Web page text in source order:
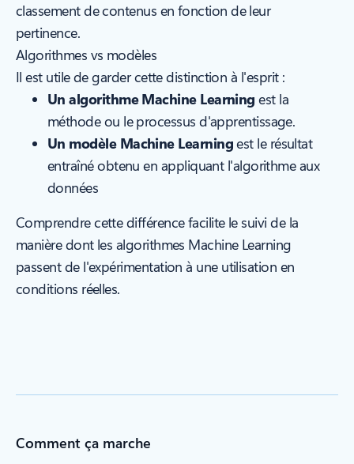
classement de contenus en fonction de leur
pertinence.
Algorithmes vs modèles
Il est utile de garder cette distinction à l'esprit :
Un algorithme Machine Learningest la
méthode ou le processus d'apprentissage.
Un modèle Machine Learningest le résultat
entraîné obtenu en appliquant l'algorithme aux
données
Comprendre cette différence facilite le suivi de la
manière dont les algorithmes Machine Learning
passent de l'expérimentation à une utilisation en
conditions réelles.
Comment ça marche